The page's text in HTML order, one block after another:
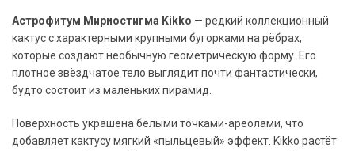
Астрофитум Мириостигма Kikko — редкий коллекционный
кактус с характерными крупными бугорками на рёбрах,
которые создают необычную геометрическую форму. Его
плотное звёздчатое тело выглядит почти фантастически,
будто состоит из маленьких пирамид.
Поверхность украшена белыми точками-ареолами, что
добавляет кактусу мягкий «пыльцевый» эффект. Kikko растёт